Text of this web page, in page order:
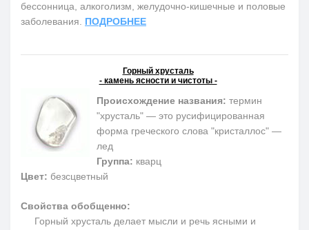
бессонница, алкоголизм, желудочно-кишечные и половые
заболевания. ПОДРОБНЕЕ
Горный хрусталь
- камень ясности и чистоты -
Происхождение названия: термин
"хрусталь" — это русифицированная
форма греческого слова "кристаллос" —
лед
Группа: кварц
Цвет: безсцветный
Свойства обобщенно:
Горный хрусталь делает мысли и речь ясными и